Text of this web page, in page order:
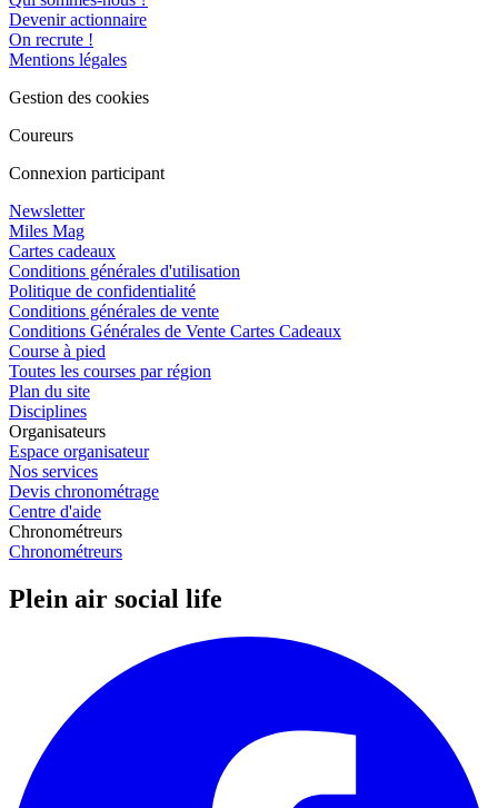
Devenir actionnaire
On recrute !
Mentions légales
Gestion des cookies
Coureurs
Connexion participant
Newsletter
Miles Mag
Cartes cadeaux
Conditions générales d'utilisation
Politique de confidentialité
Conditions générales de vente
Conditions Générales de Vente Cartes Cadeaux
Course à pied
Toutes les courses par région
Plan du site
Disciplines
Organisateurs
Espace organisateur
Nos services
Devis chronométrage
Centre d'aide
Chronométreurs
Chronométreurs
Plein air social life